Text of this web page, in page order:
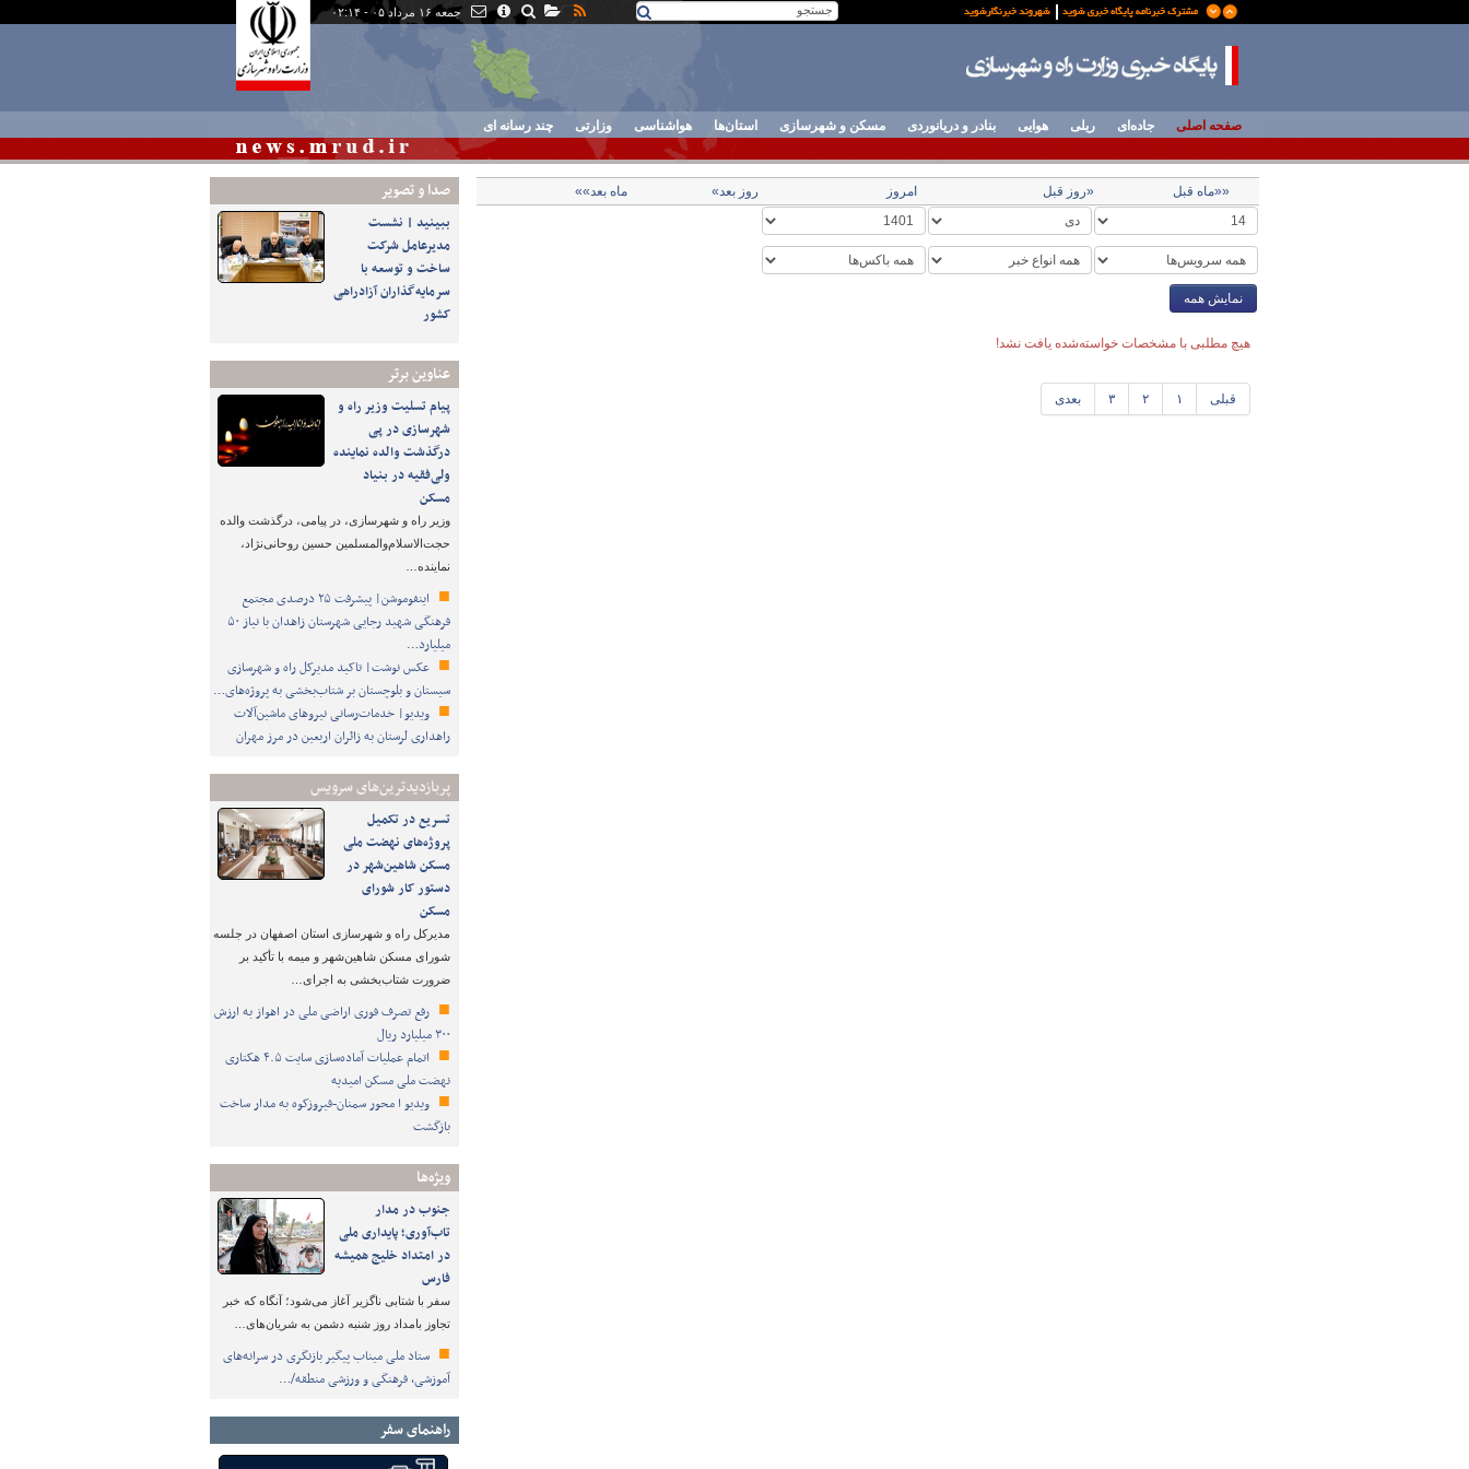
جمعه ۱۶ مرداد ۰۵ - ۰۲:۱۴
صفحه اصلی جاده‌ای ریلی هوایی بنادر و دریانوردی مسکن و شهرسازی استان‌ها هواشناسی وزارتی چند رسانه ای
صدا و تصوير
ببینید | نشست
مدیرعامل شرکت
ساخت و توسعه با
سرمایه‌گذاران آزادراهی
کشور
عناوین برتر
پیام تسلیت وزیر راه و
شهرسازی در پی
درگذشت والده نماینده
ولی‌فقیه در بنیاد
مسکن
وزیر راه و شهرسازی، در پیامی، درگذشت والده
حجت‌الاسلام‌والمسلمین حسین روحانی‌نژاد،
نماینده…
اینفوموشن| پیشرفت ۲۵ درصدی مجتمع
فرهنگی شهید رجایی شهرستان زاهدان با نیاز ۵۰
میلیارد…
عکس نوشت| تاکید مدیرکل راه و شهرسازی
سیستان و بلوچستان بر شتاب‌بخشی به پروژه‌های…
ویدیو| خدمات‌رسانی نیروهای ماشین‌آلات
راهداری لرستان به زائران اربعین در مرز مهران
پربازدیدترین‌های سرویس
تسریع در تکمیل
پروژه‌های نهضت ملی
مسکن شاهین‌شهر در
دستور کار شورای
مسکن
مدیرکل راه و شهرسازی استان اصفهان در جلسه
شورای مسکن شاهین‌شهر و میمه با تأکید بر
ضرورت شتاب‌بخشی به اجرای…
رفع تصرف فوری اراضی ملی در اهواز به ارزش
۳۰۰ میلیارد ریال
اتمام عملیات آماده‌سازی سایت ۴.۵ هکتاری
نهضت ملی مسکن امیدیه
ویدیو ا محور سمنان-فیروزکوه به مدار ساخت
بازگشت
ویژه‌ها
جنوب در مدار
تاب‌آوری؛ پایداری ملی
در امتداد خلیج همیشه
فارس
سفر با شتابی ناگزیر آغاز می‌شود؛ آنگاه که خبر
تجاوز بامداد روز شنبه دشمن به شریان‌های…
ستاد ملی میناب پیگیر بازنگری در سرانه‌های
آموزشی، فرهنگی و ورزشی منطقه/…
راهنمای سفر
««ماه قبل «روز قبل امروز روز بعد» ماه بعد»»
نمایش همه
هیچ مطلبی با مشخصات خواسته‌شده یافت نشد!
قبلی ۱ ۲ ۳ بعدی